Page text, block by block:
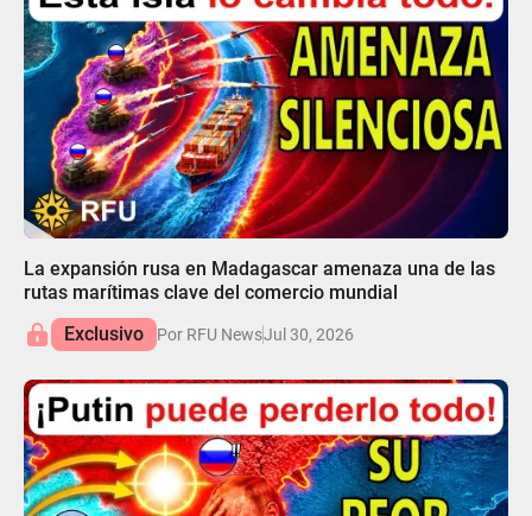
La expansión rusa en Madagascar amenaza una de las
rutas marítimas clave del comercio mundial
Exclusivo
Por RFU NewsJul 30, 2026